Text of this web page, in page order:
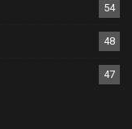
54
48
47